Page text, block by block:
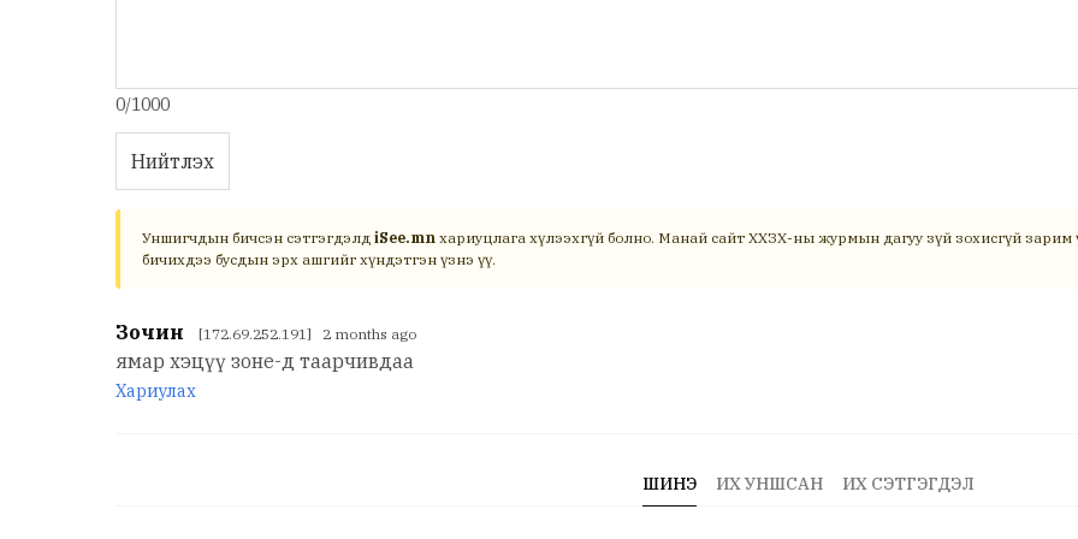
0/1000
Нийтлэх
Уншигчдын бичсэн сэтгэгдэлд iSee.mn хариуцлага хүлээхгүй болно. Манай сайт ХХЗХ-ны журмын дагуу зүй зохисгүй зарим
бичихдээ бусдын эрх ашгийг хүндэтгэн үзнэ үү.
Зочин [172.69.252.191] 2 months ago
ямар хэцүү зоне-д таарчивдаа
Хариулах
ШИНЭ ИХ УНШСАН ИХ СЭТГЭГДЭЛ